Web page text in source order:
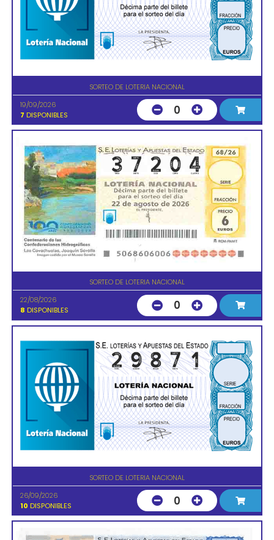
SORTEO DE LOTERIA NACIONAL
19/09/2026
7 DISPONIBLES 0
SORTEO DE LOTERIA NACIONAL
22/08/2026
8 DISPONIBLES 0
SORTEO DE LOTERIA NACIONAL
26/09/2026
10 DISPONIBLES 0